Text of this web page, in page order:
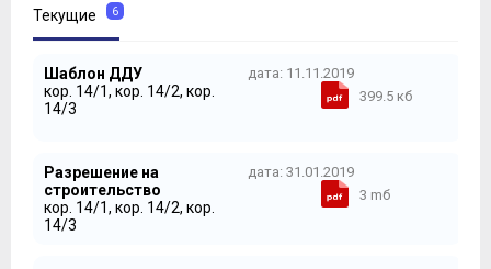
Планировки
жилой комнаты и размеры балкона:
4
Текущие 6
Шаблон ДДУ
кор. 14/1, кор. 14/2, кор.
14/3
дата: 11.11.2019
399.5 кб
Разрешение на
строительство
кор. 14/1, кор. 14/2, кор.
14/3
дата: 31.01.2019
3 mб